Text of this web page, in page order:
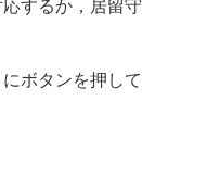
するか，居留守
ボタンを押して